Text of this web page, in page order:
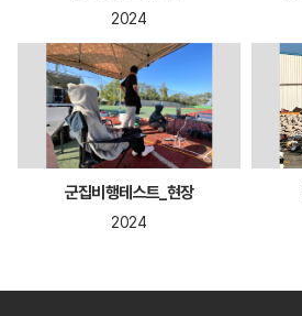
2024
군집비행테스트_현장
2024